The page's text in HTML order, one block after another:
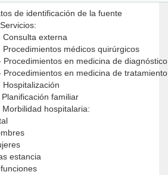
de identificación de la fuente
Consulta externa
Procedimientos médicos quirúrgicos
Procedimientos en medicina de diagnóstico
Procedimientos en medicina de tratamiento
Hospitalización
Planificación familiar
Morbilidad hospitalaria:
estancia